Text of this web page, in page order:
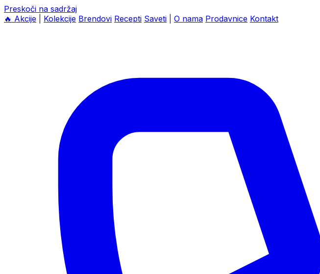
Preskoči na sadržaj
🔥 Akcije Kolekcije Brendovi Recepti Saveti O nama Prodavnice Kontakt